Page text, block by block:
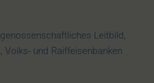
genossenschaftliches Leitbild,
, Volks- und Raiffeisenbanken